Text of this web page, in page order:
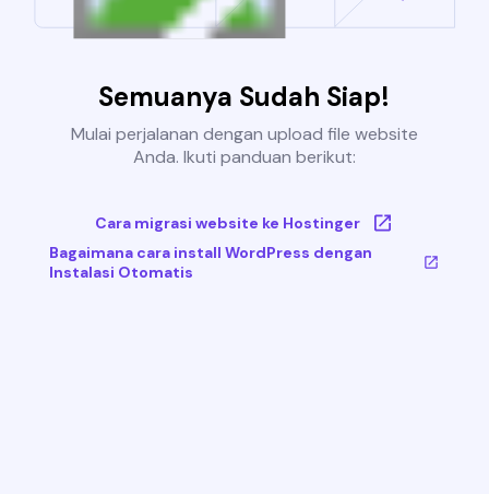
Semuanya Sudah Siap!
Mulai perjalanan dengan upload file website
Anda. Ikuti panduan berikut:
Cara migrasi website ke Hostinger
Bagaimana cara install WordPress dengan
Instalasi Otomatis